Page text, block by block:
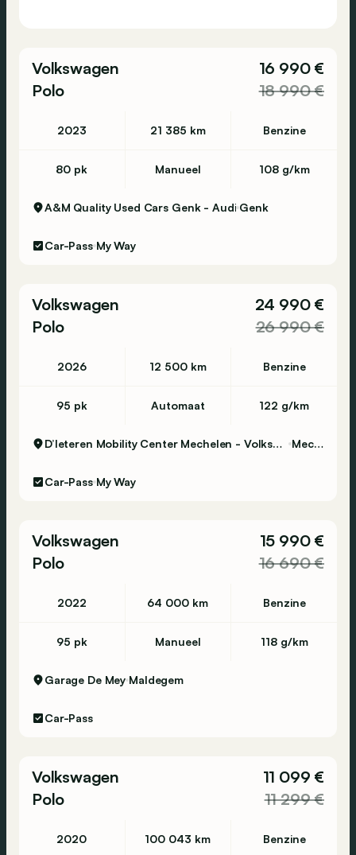
Volkswagen
Polo
16 990 €
18 990 €
2023 21 385 km Benzine
80 pk Manueel 108 g/km
A&M Quality Used Cars Genk - Audi Genk
Car-Pass My Way
Volkswagen
Polo
24 990 €
26 990 €
2026 12 500 km Benzine
95 pk Automaat 122 g/km
D’Ieteren Mobility Center Mechelen - Volkswagen & Commercial Vehicles Mechelen
Car-Pass My Way
Volkswagen
Polo
15 990 €
16 690 €
2022 64 000 km Benzine
95 pk Manueel 118 g/km
Garage De Mey Maldegem
Car-Pass
Volkswagen
Polo
11 099 €
11 299 €
2020 100 043 km Benzine